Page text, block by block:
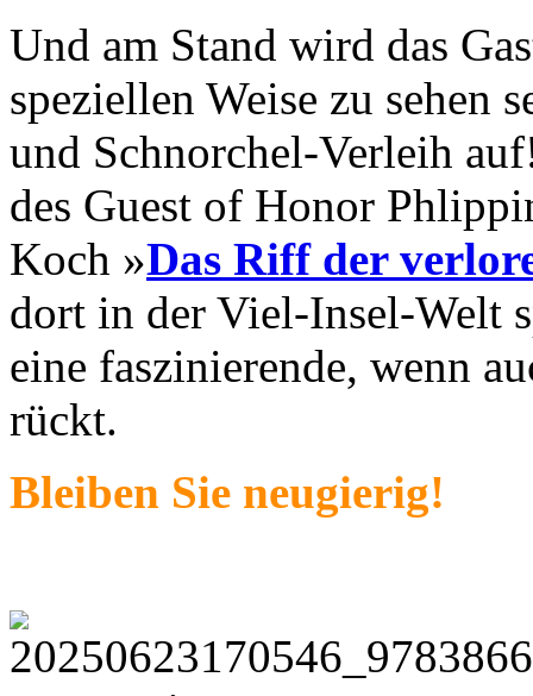
Und am Stand wird das
speziellen Weise zu sehen
und Schnorchel-Verleih
des Guest of Honor
Koch »Das Riff der
dort in der Viel-Insel-Welt
eine faszinierende, wenn
rückt.
Bleiben Sie neugierig!